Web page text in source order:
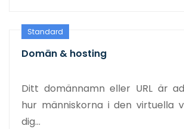
Standard
Domän & hosting
Ditt domännamn eller URL är
hur människorna i den virtuella
dig…